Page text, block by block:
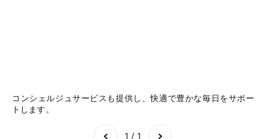
コンシェルジュサービスも提供し、快適で豊かな毎日をサポー
トします。
1 / 1